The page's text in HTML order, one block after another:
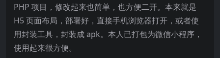
PHP 项目，修改起来也简单，也方便二开。本来就是
H5 页面布局，部署好，直接手机浏览器打开，或者使
用封装工具，封装成 apk。本人已打包为微信小程序，
使用起来很方便。